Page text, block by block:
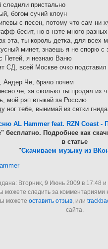
следили пристально
богом сучий клоун
с песен, потому что сам ни
бесит, но в нэте много
эта, ты король детка, для всех
минет, знаешь я не спорю с
Петей, я незнаю Ваню
СД, всей Москве очко подставил
Андер Че, брачо почем
че, за сколько ты продал их
мой рэп втыкай за Россию
ног тебе, вынимай из сетки гнида
AL Hammer feat. RZN Coast
бесплатно. Подробнее как
в статье
"Скачиваем музыку из
Вторник, 9 Июнь 2009 в 17:48
можете следить за комментариями
можете оставить отзыв, или
сайта.